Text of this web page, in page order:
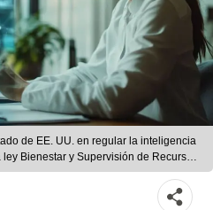
de EE. UU. en regular la inteligencia
Bienestar y Supervisión de Recursos
News